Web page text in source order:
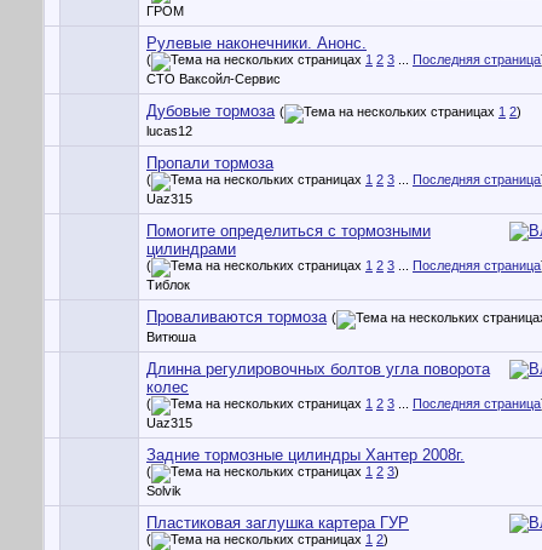
ГРОМ
Рулевые наконечники. Анонс.
( 1 2 3 Последняя страница
СТО Ваксойл-Сервис
Дубовые тормоза ( 1 2)
lucas12
Пропали тормоза
( 1 2 3 Последняя страница
Uaz315
Помогите определиться с тормозными
цилиндрами
( 1 2 3 Последняя страница
Тиблок
Проваливаются тормоза (
Витюша
Длинна регулировочных болтов угла поворота
колес
( 1 2 3 Последняя страница
Uaz315
Задние тормозные цилиндры Хантер 2008г.
( 1 2 3)
Solvik
Пластиковая заглушка картера ГУР
( 1 2)